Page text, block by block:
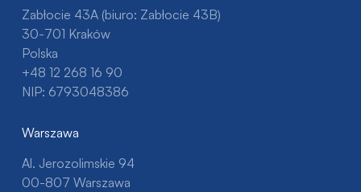
Zabłocie 43A (biuro: Zabłocie 43B)
30-701 Kraków
Polska
+48 12 268 16 90
NIP: 6793048386
Warszawa
Al. Jerozolimskie 94
00-807 Warszawa